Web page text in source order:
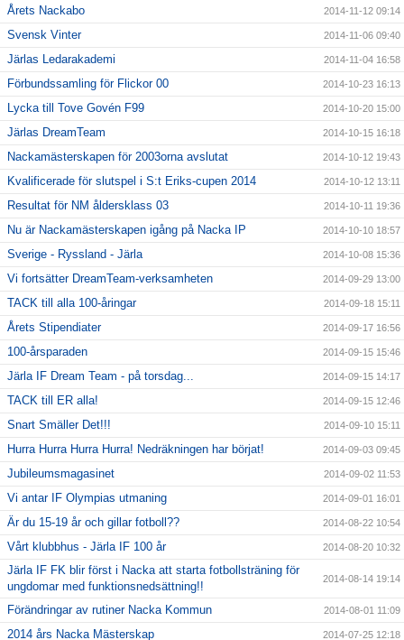
Årets Nackabo 2014-11-12 09:14
Svensk Vinter 2014-11-06 09:40
Järlas Ledarakademi 2014-11-04 16:58
Förbundssamling för Flickor 00 2014-10-23 16:13
Lycka till Tove Govén F99 2014-10-20 15:00
Järlas DreamTeam 2014-10-15 16:18
Nackamästerskapen för 2003orna avslutat 2014-10-12 19:43
Kvalificerade för slutspel i S:t Eriks-cupen 2014 2014-10-12 13:11
Resultat för NM åldersklass 03 2014-10-11 19:36
Nu är Nackamästerskapen igång på Nacka IP 2014-10-10 18:57
Sverige - Ryssland - Järla 2014-10-08 15:36
Vi fortsätter DreamTeam-verksamheten 2014-09-29 13:00
TACK till alla 100-åringar 2014-09-18 15:11
Årets Stipendiater 2014-09-17 16:56
100-årsparaden 2014-09-15 15:46
Järla IF Dream Team - på torsdag... 2014-09-15 14:17
TACK till ER alla! 2014-09-15 12:46
Snart Smäller Det!!! 2014-09-10 15:11
Hurra Hurra Hurra Hurra! Nedräkningen har börjat! 2014-09-03 09:45
Jubileumsmagasinet 2014-09-02 11:53
Vi antar IF Olympias utmaning 2014-09-01 16:01
Är du 15-19 år och gillar fotboll?? 2014-08-22 10:54
Vårt klubbhus - Järla IF 100 år 2014-08-20 10:32
Järla IF FK blir först i Nacka att starta fotbollsträning för
ungdomar med funktionsnedsättning!!
2014-08-14 19:14
Förändringar av rutiner Nacka Kommun 2014-08-01 11:09
2014 års Nacka Mästerskap 2014-07-25 12:18